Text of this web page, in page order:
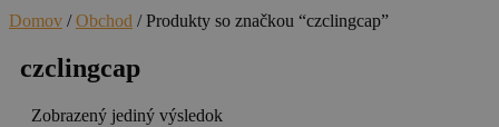
Domov /Obchod / Produkty so značkou “czclingcap”
czclingcap
Zobrazený jediný výsledok